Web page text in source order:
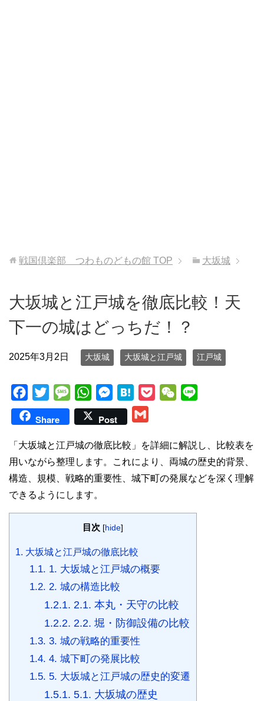
戦国倶楽部 つわものどもの館 TOP 大坂城
大坂城と江戸城を徹底比較！天
下一の城はどっちだ！？
2025年3月2日 大坂城 大坂城と江戸城 江戸城
a
c
e
b
o
w
i
t
t
e
r
M
e
s
s
a
g
W
h
a
t
s
A
p
e
s
s
e
n
r
a
t
n
a
k
e
t
W
h
a
t
e
Share Post
a
l
「大坂城と江戸城の徹底比較」を詳細に解説し、比較表を
用いながら整理します。これにより、両城の歴史的背景、
構造、規模、戦略的重要性、城下町の発展などを深く理解
できるようにします。
目次 [hide]
1. 大坂城と江戸城の徹底比較
1.1. 1. 大坂城と江戸城の概要
1.2. 2. 城の構造比較
1.2.1. 2.1. 本丸・天守の比較
1.2.2. 2.2. 堀・防御設備の比較
1.3. 3. 城の戦略的重要性
1.4. 4. 城下町の発展比較
1.5. 5. 大坂城と江戸城の歴史的変遷
1.5.1. 5.1. 大坂城の歴史